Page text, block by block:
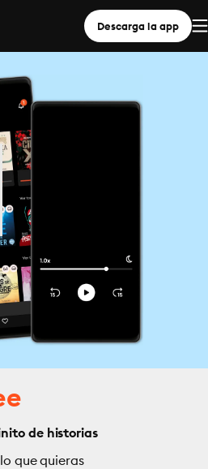
Descarga la app
de historias
que quieras